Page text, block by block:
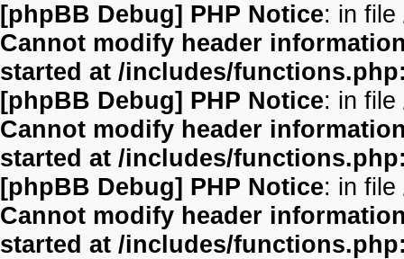
[phpBB Debug] PHP Notice: in file
Cannot modify header
started at /includes/
[phpBB Debug] PHP Notice: in file
Cannot modify header
started at /includes/
[phpBB Debug] PHP Notice: in file
Cannot modify header
started at /includes/